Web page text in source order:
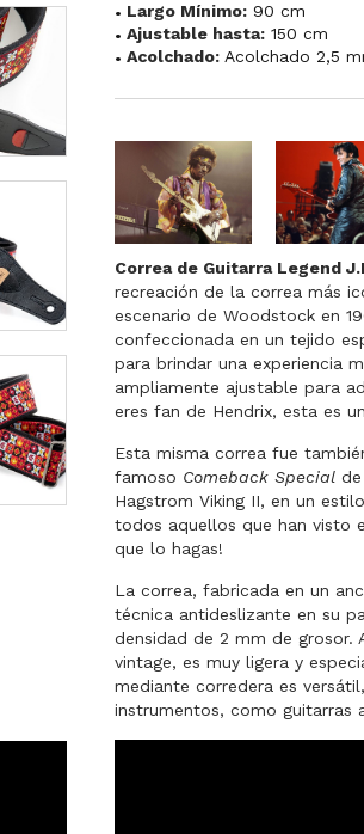
Largo Mínimo: 90 cm
Ajustable hasta: 150 cm
Acolchado: Acolchado 2,5
Correa de Guitarra Legend
recreación de la correa más
escenario de Woodstock en
confeccionada en un tejido
para brindar una experiencia
ampliamente ajustable para
eres fan de Hendrix, esta es
Esta misma correa fue
famoso Comeback Special
Hagstrom Viking II, en un
todos aquellos que han visto
que lo hagas!
La correa, fabricada en un
técnica antideslizante en su
densidad de 2 mm de grosor.
vintage, es muy ligera y
mediante corredera es
instrumentos, como guitarras